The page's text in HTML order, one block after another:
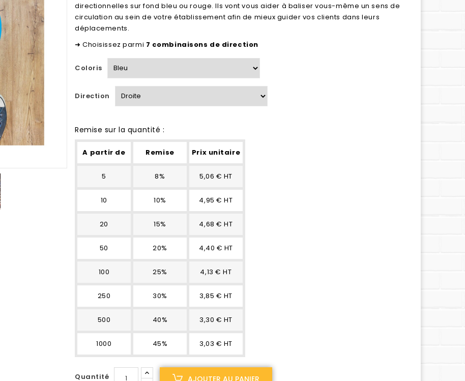
directionnelles sur fond bleu ou rouge. Ils vont vous aider à baliser vous-même un sens de
circulation au sein de votre établissement afin de mieux guider vos clients dans leurs
déplacements.
➜ Choisissez parmi 7 combinaisons de direction
Coloris
Direction
Remise sur la quantité :
A partir de Remise Prix unitaire
5 8% 5,06 € HT
10 10% 4,95 € HT
20 15% 4,68 € HT
50 20% 4,40 € HT
100 25% 4,13 € HT
250 30% 3,85 € HT
500 40% 3,30 € HT
1000 45% 3,03 € HT
Quantité AJOUTER AU PANIER